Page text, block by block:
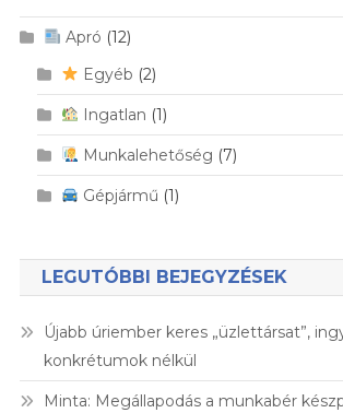
Apró (12)
Egyéb (2)
Ingatlan (1)
Munkalehetőség (7)
Gépjármű (1)
LEGUTÓBBI BEJEGYZÉSEK
Újabb úriember keres „üzlettársat”,
konkrétumok nélkül
Minta: Megállapodás a munkabér